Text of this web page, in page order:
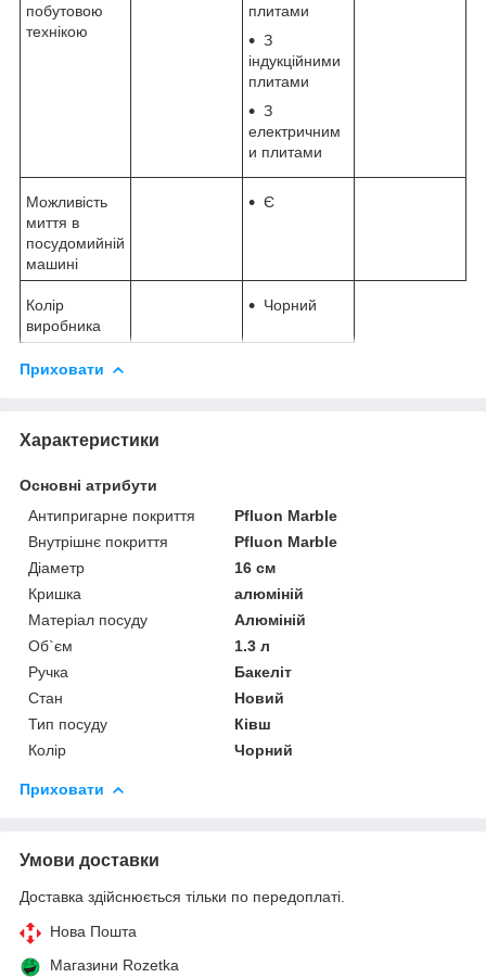
побутовою
технікою
плитами
З
індукційними
плитами
З
електричним
и плитами
Можливість
миття в
посудомийній
машині
Є
Колір
виробника
Чорний
Приховати
Характеристики
Основні атрибути
Антипригарне покриття
Pfluon Marble
Внутрішнє покриття
Pfluon Marble
Діаметр
16 см
Кришка
алюміній
Матеріал посуду
Алюміній
Об`єм
1.3 л
Ручка
Бакеліт
Стан
Новий
Тип посуду
Ківш
Колір
Чорний
Приховати
Умови доставки
Доставка здійснюється тільки по передоплаті.
Нова Пошта
Магазини Rozetka